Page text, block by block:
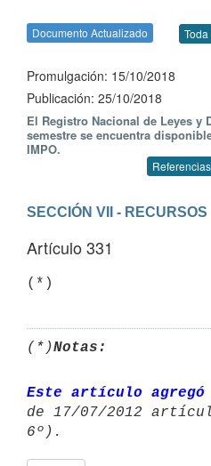
Documento Actualizado
Promulgación: 15/10/2018
Publicación: 25/10/2018
El Registro Nacional de Leyes y
semestre se encuentra
IMPO.
SECCIÓN VII - RECURSOS
Artículo 331
(*)Notas:
Este artículo agregó
de 17/07/2012